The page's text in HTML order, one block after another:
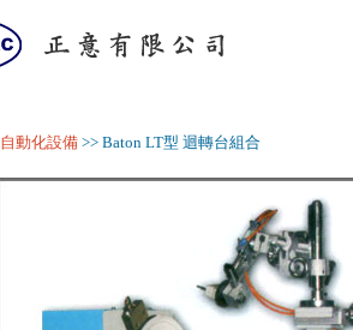
自動化設備 >> Baton LT型 迴轉台組合